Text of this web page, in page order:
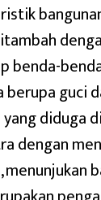
benda-
berupa guci
diduga
dengan